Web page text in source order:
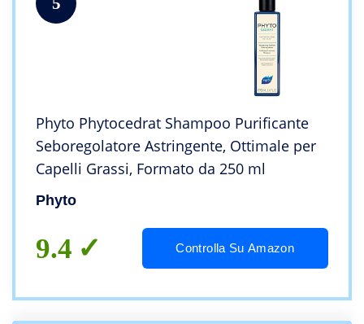
Phyto Phytocedrat Shampoo Purificante
Seboregolatore Astringente, Ottimale per
Capelli Grassi, Formato da 250 ml
Phyto
9.4 Controlla Su Amazon